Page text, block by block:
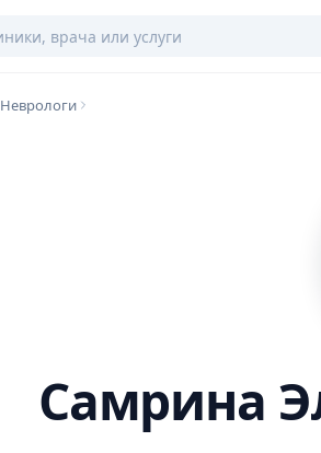
Неврологи
Самрина